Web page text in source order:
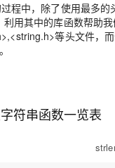
程中，除了使用最多的
用其中的库函数帮助
等头文件，
符串函数一览表